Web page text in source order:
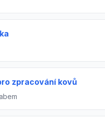
zpracování kovů